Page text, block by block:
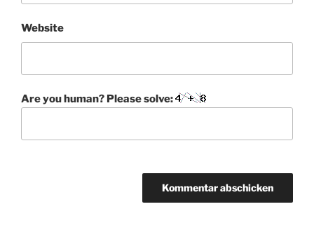
Website
Are you human? Please solve: